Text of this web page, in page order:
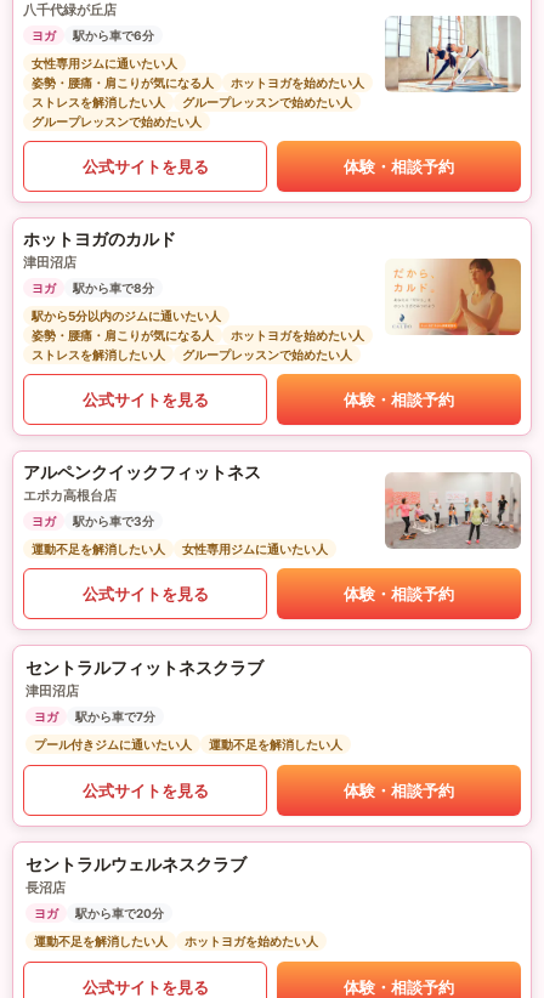
八千代緑が丘店
ヨガ
駅から車で6分
女性専用ジムに通いたい人
姿勢・腰痛・肩こりが気になる人
ホットヨガを始めたい人
ストレスを解消したい人
グループレッスンで始めたい人
グループレッスンで始めたい人
公式サイトを見る 体験・相談予約
ホットヨガのカルド
津田沼店
ヨガ
駅から車で8分
駅から5分以内のジムに通いたい人
姿勢・腰痛・肩こりが気になる人
ホットヨガを始めたい人
ストレスを解消したい人
グループレッスンで始めたい人
公式サイトを見る 体験・相談予約
アルペンクイックフィットネス
エポカ高根台店
ヨガ
駅から車で3分
運動不足を解消したい人
女性専用ジムに通いたい人
公式サイトを見る 体験・相談予約
セントラルフィットネスクラブ
津田沼店
ヨガ
駅から車で7分
プール付きジムに通いたい人
運動不足を解消したい人
公式サイトを見る 体験・相談予約
セントラルウェルネスクラブ
長沼店
ヨガ
駅から車で20分
運動不足を解消したい人
ホットヨガを始めたい人
公式サイトを見る 体験・相談予約